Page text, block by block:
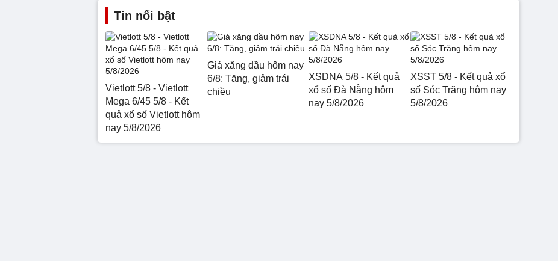
Tin nổi bật
Vietlott 5/8 - Vietlott
Mega 6/45 5/8 - Kết
quả xổ số Vietlott hôm
nay 5/8/2026
Giá xăng dầu hôm nay
6/8: Tăng, giảm trái
chiều
XSDNA 5/8 - Kết quả
xổ số Đà Nẵng hôm
nay 5/8/2026
XSST 5/8 - Kết quả xổ
số Sóc Trăng hôm nay
5/8/2026